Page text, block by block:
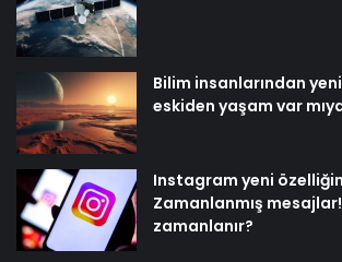
Bilim insanlarından
eskiden yaşam var
Instagram yeni
Zamanlanmış
zamanlanır?